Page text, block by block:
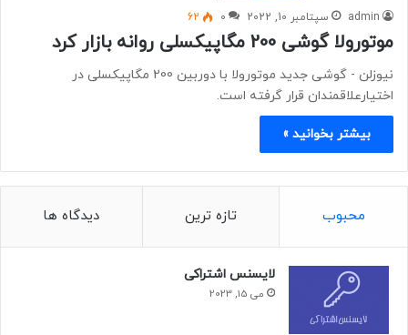
admin سپتامبر 10, 2022 0
62
موتورولا گوشی 200 مگاپیکسلی روانه بازار کرد
نیوزلن - گوشی جدید موتورولا با دوربین 200 مگاپیکسلی در
اختیارعلاقمندان قرار گرفته است.
بیشتر بخوانید »
محبوب تازه ترین دیدگاه ها
لایسنس اشتراکی
می 15, 2023